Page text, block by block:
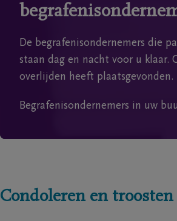
De begrafenisondernemers die
staan dag en nacht voor u klaar.
overlijden heeft plaatsgevonden.
Begrafenisondernemers in uw
Condoleren en